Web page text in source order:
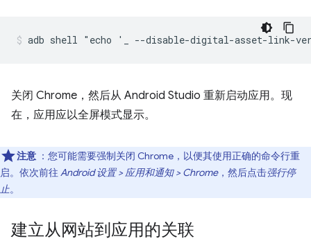
关闭 Chrome，然后从 Android Studio 重新启动应用。现
在，应用应以全屏模式显示。
注意 ：您可能需要强制关闭 Chrome，以便其使用正确的命令行重
启。依次前往 Android 设置 > 应用和通知 > Chrome，然后点击强行停
止。
建立从网站到应用的关联